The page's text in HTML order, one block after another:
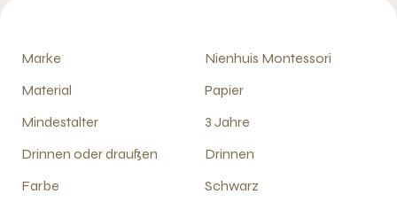
Marke
Nienhuis Montessori
Material
Papier
Mindestalter
3 Jahre
Drinnen oder draußen
Drinnen
Farbe
Schwarz